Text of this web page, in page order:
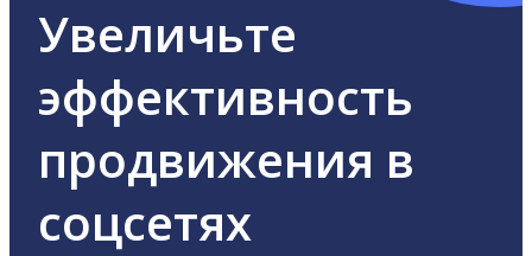
Увеличьте
эффективность
продвижения в
соцсетях